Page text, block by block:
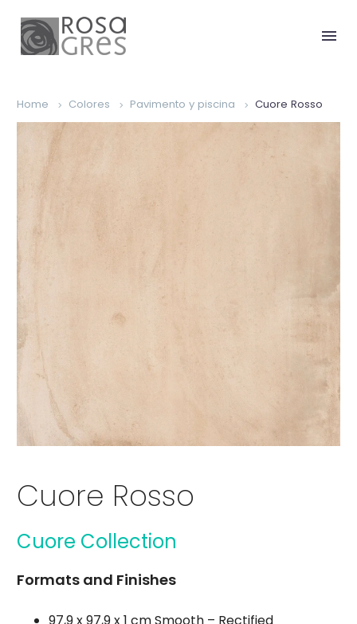
Home Colores Pavimento y piscina Cuore Rosso
Cuore Rosso
Cuore Collection
Formats and Finishes